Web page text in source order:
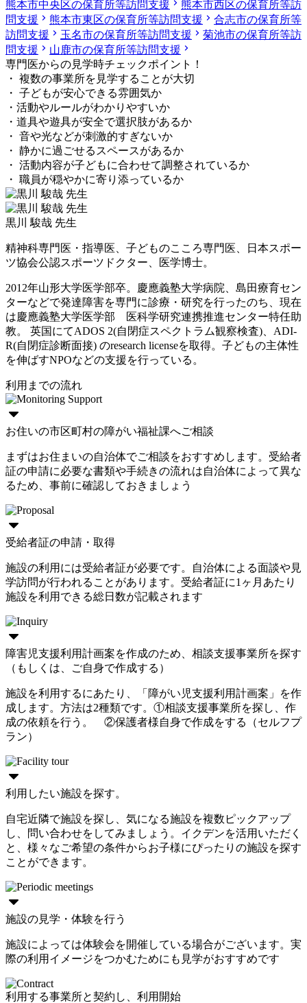
熊本市中央区の保育所等訪問支援
熊本市西区の保育所等訪
問支援
熊本市東区の保育所等訪問支援
合志市の保育所等
訪問支援
玉名市の保育所等訪問支援
菊池市の保育所等訪
問支援
山鹿市の保育所等訪問支援
専門医からの見学時チェックポイント！
・ 複数の事業所を見学することが大切
・ 子どもが安心できる雰囲気か
・活動やルールがわかりやすいか
・道具や遊具が安全で選択肢があるか
・ 音や光などが刺激的すぎないか
・ 静かに過ごせるスペースがあるか
・ 活動内容が子どもに合わせて調整されているか
・ 職員が穏やかに寄り添っているか
黒川 駿哉 先生
精神科専門医・指導医、子どものこころ専門医、日本スポー
ツ協会公認スポーツドクター、医学博士。
2012年山形大学医学部卒。慶應義塾大学病院、島田療育セン
ターなどで発達障害を専門に診療・研究を行ったのち、現在
は慶應義塾大学医学部 医科学研究連携推進センター特任助
教。 英国にてADOS 2(自閉症スペクトラム観察検査)、ADI-
R(自閉症診断面接) のresearch licenseを取得。子どもの主体性
を伸ばすNPOなどの支援を行っている。
利用までの流れ
お住いの市区町村の障がい福祉課へご相談
まずはお住まいの自治体でご相談をおすすめします。受給者
証の申請に必要な書類や手続きの流れは自治体によって異な
るため、事前に確認しておきましょう
受給者証の申請・取得
施設の利用には受給者証が必要です。自治体による面談や見
学訪問が行われることがあります。受給者証に1ヶ月あたり
施設を利用できる総日数が記載されます
障害児支援利用計画案を作成のため、相談支援事業所を探す
（もしくは、ご自身で作成する）
施設を利用するにあたり、「障がい児支援利用計画案」を作
成します。方法は2種類です。①相談支援事業所を探し、作
成の依頼を行う。 ②保護者様自身で作成をする（セルフプ
ラン）
利用したい施設を探す。
自宅近隣で施設を探し、気になる施設を複数ピックアップ
し、問い合わせをしてみましょう。イクデンを活用いただく
と、様々なご希望の条件からお子様にぴったりの施設を探す
ことができます。
施設の見学・体験を行う
施設によっては体験会を開催している場合がございます。実
際の利用イメージをつかむためにも見学がおすすめです
利用する事業所と契約し、利用開始